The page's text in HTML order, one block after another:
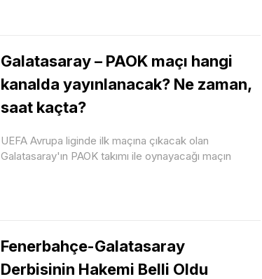
Galatasaray – PAOK maçı hangi
kanalda yayınlanacak? Ne zaman,
saat kaçta?
UEFA Avrupa liginde ilk maçına çıkacak olan
Galatasaray'ın PAOK takımı ile oynayacağı maçın
Fenerbahçe-Galatasaray
Derbisinin Hakemi Belli Oldu